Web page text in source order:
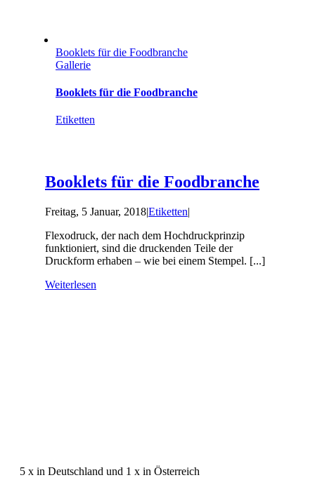
Booklets für die Foodbranche
Gallerie
Booklets für die Foodbranche
Etiketten
Booklets für die Foodbranche
Freitag, 5 Januar, 2018|Etiketten|
Flexodruck, der nach dem Hochdruckprinzip
funktioniert, sind die druckenden Teile der
Druckform erhaben – wie bei einem Stempel. [...]
Weiterlesen
5 x in Deutschland und 1 x in Österreich